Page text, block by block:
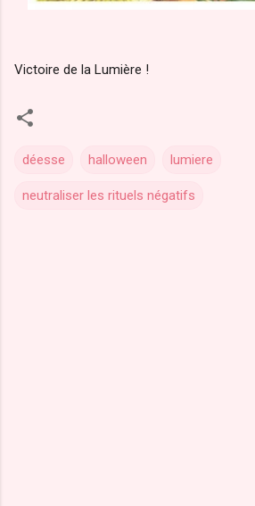
Victoire de la Lumière !
déesse halloween lumiere
neutraliser les rituels négatifs